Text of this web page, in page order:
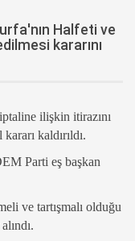
Halfeti ve
kararını
ilişkin itirazını
kaldırıldı.
Parti eş başkan
ve tartışmalı olduğu